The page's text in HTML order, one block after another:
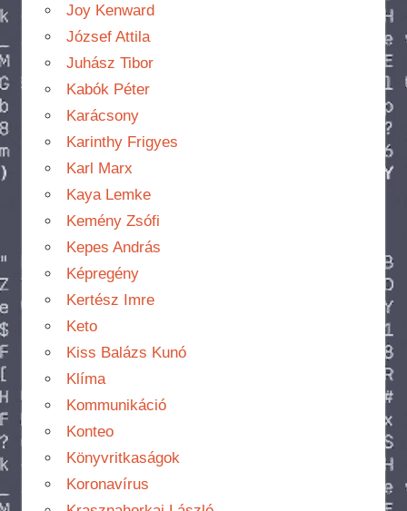
Joy Kenward
József Attila
Juhász Tibor
Kabók Péter
Karácsony
Karinthy Frigyes
Karl Marx
Kaya Lemke
Kemény Zsófi
Kepes András
Képregény
Kertész Imre
Keto
Kiss Balázs Kunó
Klíma
Kommunikáció
Konteo
Könyvritkaságok
Koronavírus